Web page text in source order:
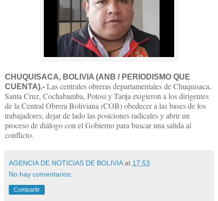
CHUQUISACA, BOLIVIA (ANB / PERIODISMO QUE
CUENTA).- Las centrales obreras departamentales de Chuquisaca,
Santa Cruz, Cochabamba, Potosí y Tarija exigieron a los dirigentes
de la Central Obrera Boliviana (COB) obedecer a las bases de los
trabajadores, dejar de lado las posiciones radicales y abrir un
proceso de diálogo con el Gobierno para buscar una salida al
conflicto.
AGENCIA DE NOTICIAS DE BOLIVIA at 17:53
No hay comentarios:
Compartir